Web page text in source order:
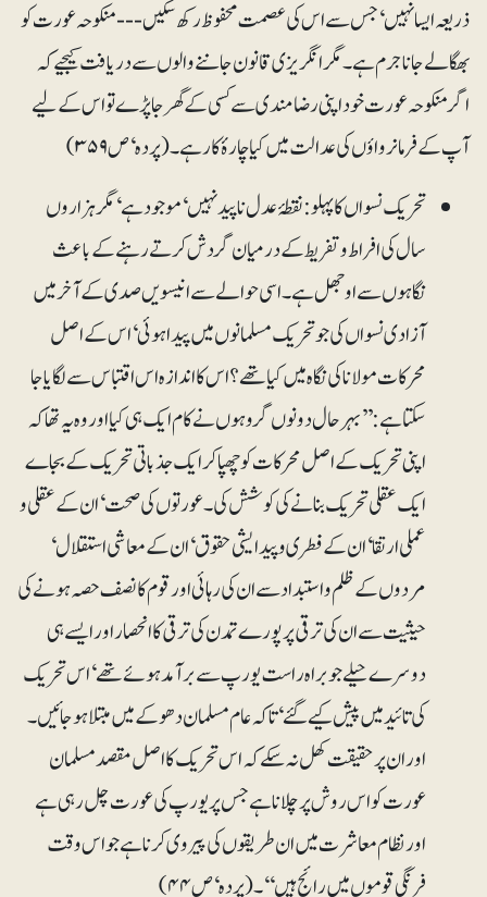
ذریعہ ایسا نہیں‘ جس سے اس کی عصمت محفوظ رکھ سکیں --- منکوحہ عورت کو
بھگا لے جانا جرم ہے۔ مگر انگریزی قانون جاننے والوں سے دریافت کیجیے کہ
اگر منکوحہ عورت خود اپنی رضامندی سے کسی کے گھر جا پڑے تو اس کے لیے
آپ کے فرمانرواؤں کی عدالت میں کیا چارۂ کار ہے۔ (پردہ‘ ص ۳۵۹)
تحریک نسواں کا پہلو: نقطۂ عدل ناپید نہیں‘ موجود ہے‘ مگر ہزاروں
سال کی افراط و تفریط کے درمیان گردش کرتے رہنے کے باعث
نگاہوں سے اوجھل ہے۔ اسی حوالے سے انیسویں صدی کے آخر میں
آزادی نسواں کی جو تحریک مسلمانوں میں پیدا ہوئی‘ اس کے اصل
محرکات مولانا کی نگاہ میں کیا تھے؟ اس کا اندازہ اس اقتباس سے لگایا جا
سکتا ہے: ’’بہرحال دونوں گروہوں نے کام ایک ہی کیا اور وہ یہ تھا کہ
اپنی تحریک کے اصل محرکات کو چھپا کر ایک جذباتی تحریک کے بجاے
ایک عقلی تحریک بنانے کی کوشش کی۔ عورتوں کی صحت‘ ان کے عقلی و
عملی ارتقا‘ ان کے فطری و پیدایشی حقوق‘ ان کے معاشی استقلال‘
مردوں کے ظلم و استبداد سے ان کی رہائی اور قوم کا نصف حصہ ہونے کی
حیثیت سے ان کی ترقی پر پورے تمدن کی ترقی کا انحصار اور ایسے ہی
دوسرے حیلے جو براہ راست یورپ سے برآمد ہوئے تھے‘ اس تحریک
کی تائید میں پیش کیے گئے‘ تاکہ عام مسلمان دھوکے میں مبتلا ہو جائیں۔
اور ان پر حقیقت کھل نہ سکے کہ اس تحریک کا اصل مقصد مسلمان
عورت کو اس روش پر چلانا ہے جس پر یورپ کی عورت چل رہی ہے
اور نظام معاشرت میں ان طریقوں کی پیروی کرنا ہے جو اس وقت
فرنگی قوموں میں رائج ہیں‘‘۔ (پردہ‘ ص ۴۴)